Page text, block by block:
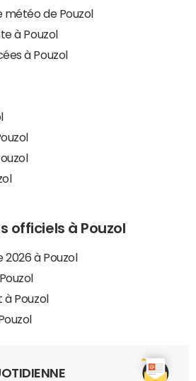
de Pouzol
à Pouzol
à Pouzol
officiels à Pouzol
à Pouzol
Pouzol